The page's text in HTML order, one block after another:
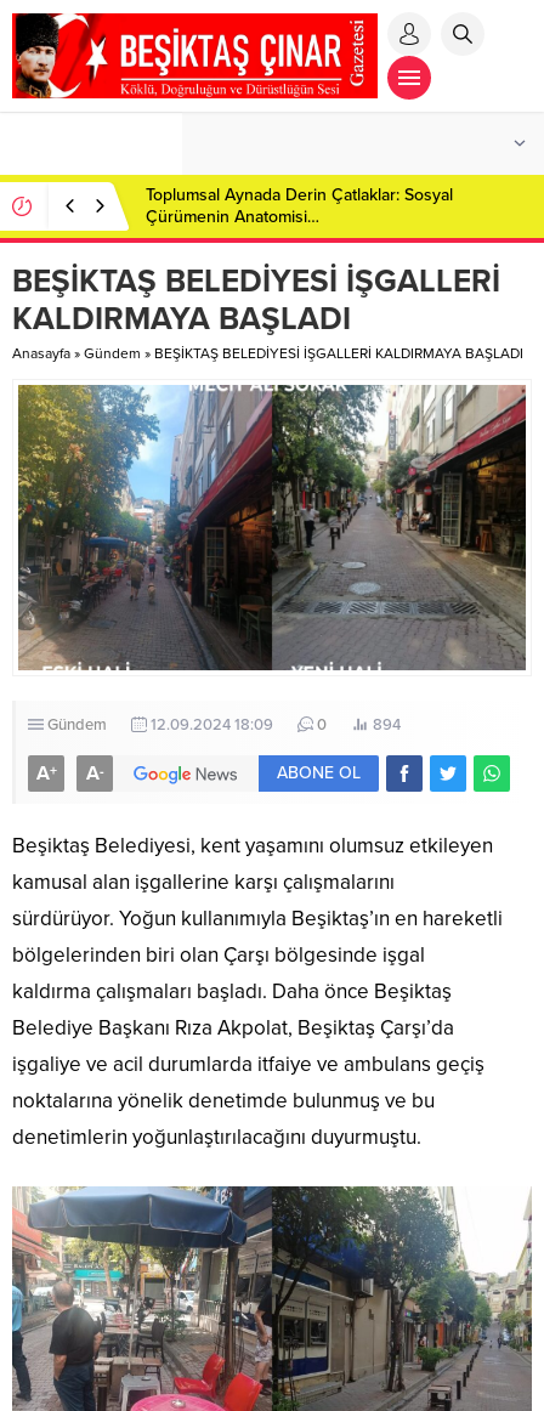
Toplumsal Aynada Derin Çatlaklar: Sosyal
Çürümenin Anatomisi…
BEŞİKTAŞ BELEDİYESİ İŞGALLERİ
KALDIRMAYA BAŞLADI
Anasayfa » Gündem » BEŞİKTAŞ BELEDİYESİ İŞGALLERİ KALDIRMAYA BAŞLADI
Gündem 12.09.2024 18:09 0 894
A+ A- ABONE OL
Beşiktaş Belediyesi, kent yaşamını olumsuz etkileyen
kamusal alan işgallerine karşı çalışmalarını
sürdürüyor. Yoğun kullanımıyla Beşiktaş’ın en hareketli
bölgelerinden biri olan Çarşı bölgesinde işgal
kaldırma çalışmaları başladı. Daha önce Beşiktaş
Belediye Başkanı Rıza Akpolat, Beşiktaş Çarşı’da
işgaliye ve acil durumlarda itfaiye ve ambulans geçiş
noktalarına yönelik denetimde bulunmuş ve bu
denetimlerin yoğunlaştırılacağını duyurmuştu.